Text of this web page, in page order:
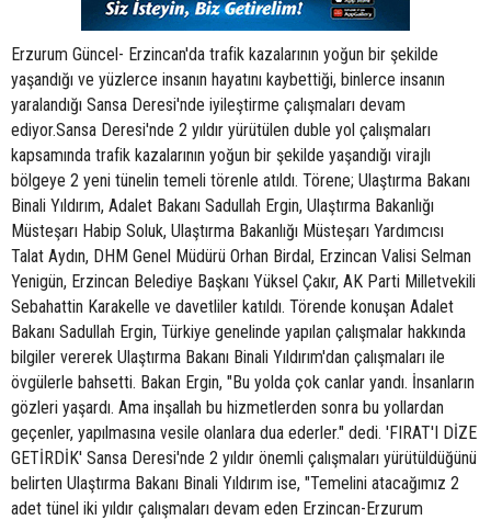
Erzurum Güncel- Erzincan'da trafik kazalarının yoğun bir şekilde
yaşandığı ve yüzlerce insanın hayatını kaybettiği, binlerce insanın
yaralandığı Sansa Deresi'nde iyileştirme çalışmaları devam
ediyor.Sansa Deresi'nde 2 yıldır yürütülen duble yol çalışmaları
kapsamında trafik kazalarının yoğun bir şekilde yaşandığı virajlı
bölgeye 2 yeni tünelin temeli törenle atıldı. Törene; Ulaştırma Bakanı
Binali Yıldırım, Adalet Bakanı Sadullah Ergin, Ulaştırma Bakanlığı
Müsteşarı Habip Soluk, Ulaştırma Bakanlığı Müsteşarı Yardımcısı
Talat Aydın, DHM Genel Müdürü Orhan Birdal, Erzincan Valisi Selman
Yenigün, Erzincan Belediye Başkanı Yüksel Çakır, AK Parti Milletvekili
Sebahattin Karakelle ve davetliler katıldı. Törende konuşan Adalet
Bakanı Sadullah Ergin, Türkiye genelinde yapılan çalışmalar hakkında
bilgiler vererek Ulaştırma Bakanı Binali Yıldırım'dan çalışmaları ile
övgülerle bahsetti. Bakan Ergin, "Bu yolda çok canlar yandı. İnsanların
gözleri yaşardı. Ama inşallah bu hizmetlerden sonra bu yollardan
geçenler, yapılmasına vesile olanlara dua ederler." dedi. 'FIRAT'I DİZE
GETİRDİK' Sansa Deresi'nde 2 yıldır önemli çalışmaları yürütüldüğünü
belirten Ulaştırma Bakanı Binali Yıldırım ise, "Temelini atacağımız 2
adet tünel iki yıldır çalışmaları devam eden Erzincan-Erzurum